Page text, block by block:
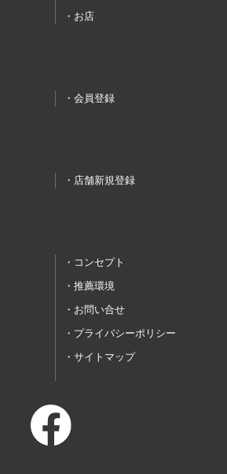
お店
会員登録
店舗新規登録
コンセプト
推薦環境
お問い合せ
プライバシーポリシー
サイトマップ